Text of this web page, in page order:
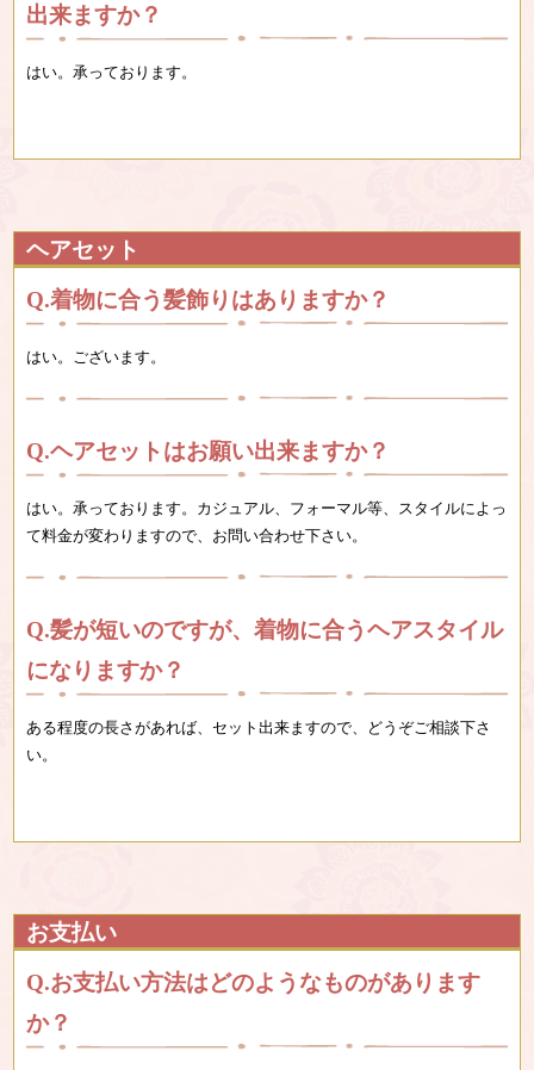
出来ますか？
はい。承っております。
ヘアセット
着物に合う髪飾りはありますか？
はい。ございます。
ヘアセットはお願い出来ますか？
はい。承っております。カジュアル、フォーマル等、スタイルによっ
て料金が変わりますので、 お問い合わせ下さい。
髪が短いのですが、着物に合うヘアスタイル
になりますか？
ある程度の長さがあれば、セット出来ますので、どうぞご相談下さ
い。
お支払い
お支払い方法はどのようなものがあります
か？